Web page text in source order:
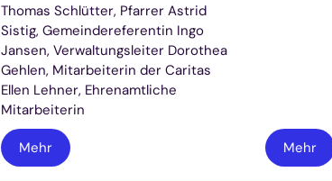
Thomas Schlütter, Pfarrer Astrid
Sistig, Gemeindereferentin Ingo
Jansen, Verwaltungsleiter Dorothea
Gehlen, Mitarbeiterin der Caritas
Ellen Lehner, Ehrenamtliche
Mitarbeiterin
Mehr Mehr